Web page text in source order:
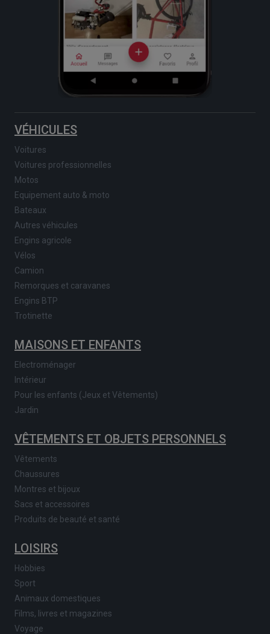
VÉHICULES
Voitures
Voitures professionnelles
Motos
Equipement auto & moto
Bateaux
Autres véhicules
Engins agricole
Vélos
Camion
Remorques et caravanes
Engins BTP
Trotinette
MAISONS ET ENFANTS
Electroménager
Intérieur
Pour les enfants (Jeux et Vêtements)
Jardin
VÊTEMENTS ET OBJETS PERSONNELS
Vêtements
Chaussures
Montres et bijoux
Sacs et accessoires
Produits de beauté et santé
LOISIRS
Hobbies
Sport
Animaux domestiques
Films, livres et magazines
Voyage